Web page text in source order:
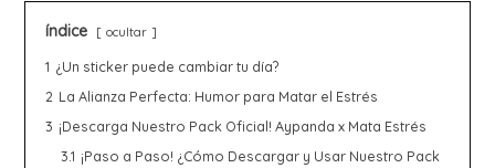
índice ocultar
1 ¿Un sticker puede cambiar tu día?
2 La Alianza Perfecta: Humor para Matar el Estrés
3 ¡Descarga Nuestro Pack Oficial! Aypanda x Mata Estrés
3.1 ¡Paso a Paso! ¿Cómo Descargar y Usar Nuestro Pack